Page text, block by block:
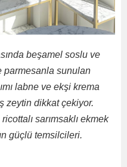
beşamel soslu ve
parmesanla sunulan
labne ve ekşi krema
zeytin dikkat çekiyor.
sarımsaklı ekmek
güçlü temsilcileri.